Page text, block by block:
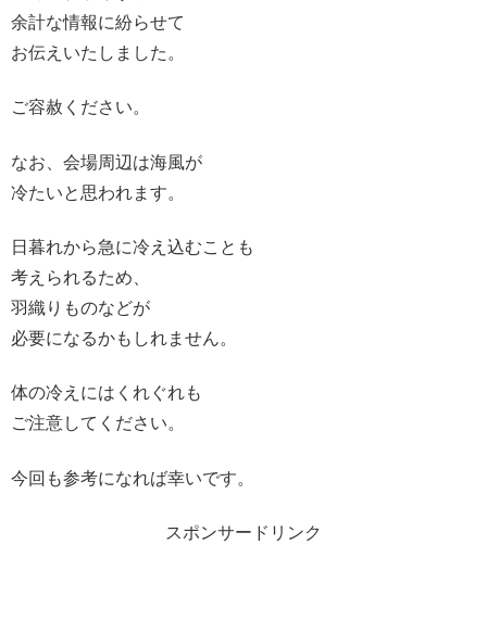
余計な情報に紛らせて
お伝えいたしました。
ご容赦ください。
なお、会場周辺は海風が
冷たいと思われます。
日暮れから急に冷え込むことも
考えられるため、
羽織りものなどが
必要になるかもしれません。
体の冷えにはくれぐれも
ご注意してください。
今回も参考になれば幸いです。
スポンサードリンク